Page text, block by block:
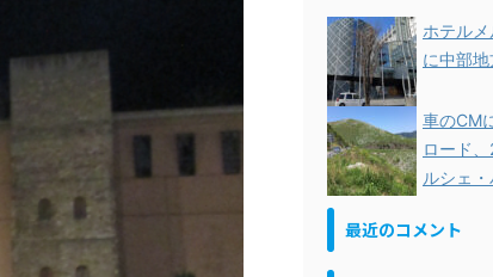
ホテル
に中部
車のCM
ロード
ルシェ
最近のコメント